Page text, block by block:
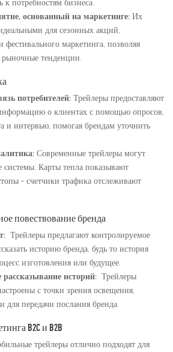
к потребностям бизнеса.
основанный на маркетинге: Их
для сезонных акций,
маркетинга, позволяя
рыночные тенденции.
потребителей: Трейлеры предоставляют
о клиентах с помощью опросов,
и интервью, помогая брендам уточнить
Современные трейлеры могут
системы. Карты тепла показывают
- счетчики трафика отслеживают
повествование бренда
Трейлеры предлагают контролируемое
историю бренда, будь то история
изготовления или будущее.
историй: Трейлеры
с точки зрения освещения,
для передачи послания бренда.
B2C и B2B
трейлеры отлично подходят для